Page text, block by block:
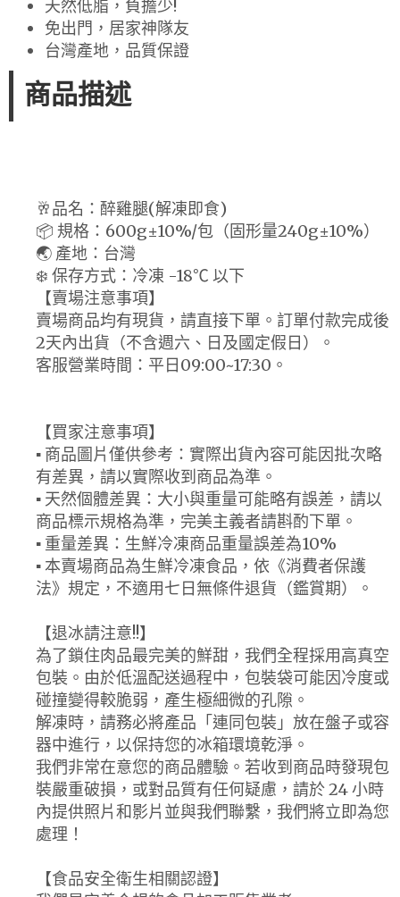
天然低脂，負擔少!
免出門，居家神隊友
台灣產地，品質保證
商品描述
🥂品名：醉雞腿(解凍即食)
📦 規格：600g±10%/包（固形量240g±10%）
🌏 產地：台灣
❄️ 保存方式：冷凍 -18℃ 以下
【賣場注意事項】
賣場商品均有現貨，請直接下單。訂單付款完成後
2天內出貨（不含週六、日及國定假日）。
客服營業時間：平日09:00~17:30。
【買家注意事項】
▪ 商品圖片僅供參考：實際出貨內容可能因批次略
有差異，請以實際收到商品為準。
▪ 天然個體差異：大小與重量可能略有誤差，請以
商品標示規格為準，完美主義者請斟酌下單。
▪ 重量差異：生鮮冷凍商品重量誤差為10%
▪ 本賣場商品為生鮮冷凍食品，依《消費者保護
法》規定，不適用七日無條件退貨（鑑賞期）。
【退冰請注意!!】
為了鎖住肉品最完美的鮮甜，我們全程採用高真空
包裝。由於低溫配送過程中，包裝袋可能因冷度或
碰撞變得較脆弱，產生極細微的孔隙。
解凍時，請務必將產品「連同包裝」放在盤子或容
器中進行，以保持您的冰箱環境乾淨。
我們非常在意您的商品體驗。若收到商品時發現包
裝嚴重破損，或對品質有任何疑慮，請於 24 小時
內提供照片和影片並與我們聯繫，我們將立即為您
處理！
【食品安全衛生相關認證】